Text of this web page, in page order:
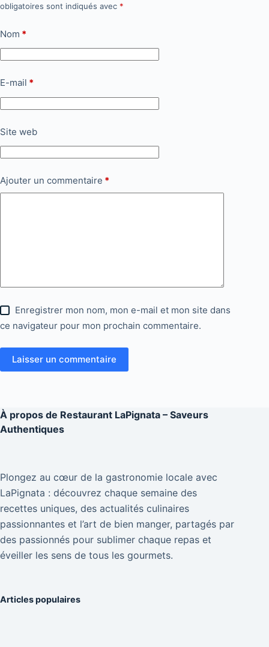
obligatoires sont indiqués avec *
Nom *
E-mail *
Site web
Ajouter un commentaire *
Enregistrer mon nom, mon e-mail et mon site dans
ce navigateur pour mon prochain commentaire.
Laisser un commentaire
À propos de Restaurant LaPignata – Saveurs
Authentiques
Plongez au cœur de la gastronomie locale avec
LaPignata : découvrez chaque semaine des
recettes uniques, des actualités culinaires
passionnantes et l’art de bien manger, partagés par
des passionnés pour sublimer chaque repas et
éveiller les sens de tous les gourmets.
Articles populaires